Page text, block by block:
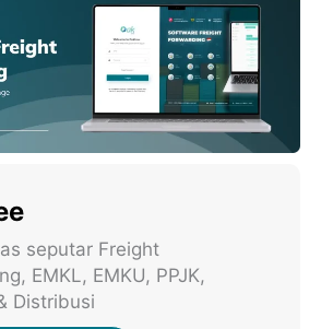
seputar Freight
EMKL, EMKU, PPJK,
Distribusi